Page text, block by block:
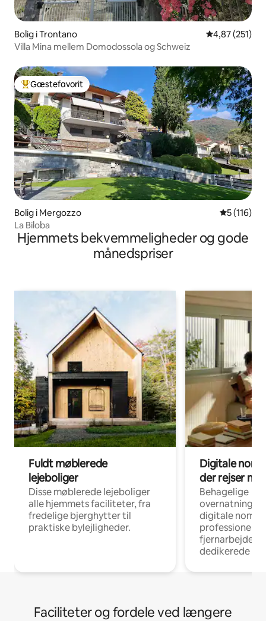
Bolig i Trontano 4,87 ud af 5 i
4,87 (251)
Villa Mina mellem Domodossola og Schweiz
Bedste gæstefavorit
Gæstefavorit
Bolig i Mergozzo 5 ud af 5 i
5 (116)
La Biloba
Hjemmets bekvemmeligheder og gode
månedspriser
Fuldt møblerede
lejeboliger
Disse møblerede lejeboliger
alle hjemmets faciliteter, fra
fredelige bjerghytter til
praktiske bylejligheder.
Digitale
der rejser
Behagelige
digitale
professionelle
fjernarbejde,
dedikerede
Faciliteter og fordele ved længere